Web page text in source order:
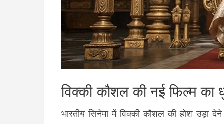
विक्की कौशल की नई फिल्म का
भारतीय सिनेमा में विक्की कौशल की होश उड़ा